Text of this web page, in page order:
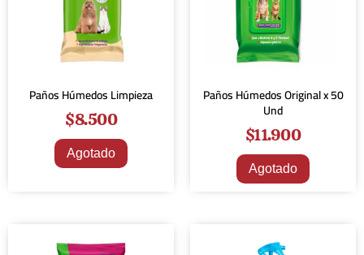
Paños Húmedos Limpieza
$8.500
Agotado
Paños Húmedos Original x 50
Und
$11.900
Agotado